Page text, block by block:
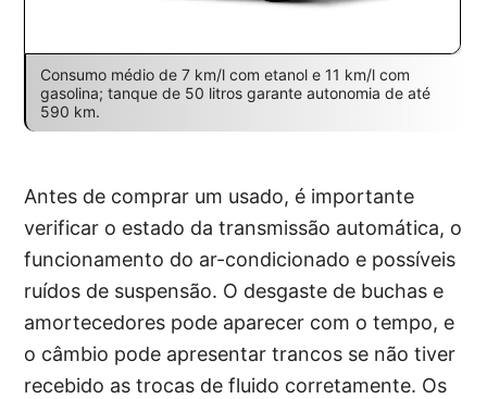
Consumo médio de 7 km/l com etanol e 11 km/l com
gasolina; tanque de 50 litros garante autonomia de até
590 km.
Antes de comprar um usado, é importante
verificar o estado da transmissão automática, o
funcionamento do ar-condicionado e possíveis
ruídos de suspensão. O desgaste de buchas e
amortecedores pode aparecer com o tempo, e
o câmbio pode apresentar trancos se não tiver
recebido as trocas de fluido corretamente. Os